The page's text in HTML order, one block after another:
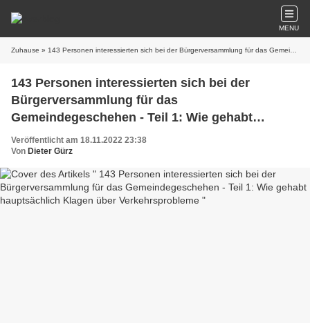
MENU
Zuhause » 143 Personen interessierten sich bei der Bürgerversammlung für das Gemeindegeschehen - Teil 1: Wie gehabt hauptsächlich Klagen über Verkehrsprobleme
143 Personen interessierten sich bei der
Bürgerversammlung für das
Gemeindegeschehen - Teil 1: Wie gehabt
hauptsächlich Klagen über Verkehrsprobleme
Veröffentlicht am 18.11.2022 23:38
Von Dieter Gürz